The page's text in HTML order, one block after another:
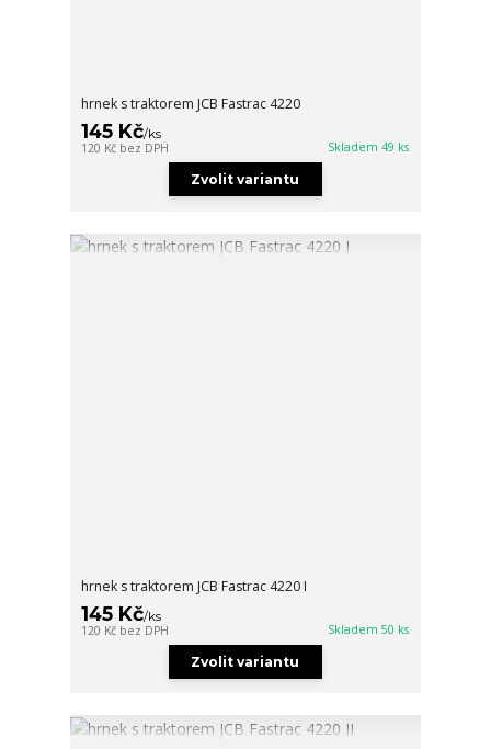
hrnek s traktorem JCB Fastrac 4220
145 Kč/ks
120 Kč bez DPH Skladem 49 ks
Zvolit variantu
hrnek s traktorem JCB Fastrac 4220 I
145 Kč/ks
120 Kč bez DPH Skladem 50 ks
Zvolit variantu